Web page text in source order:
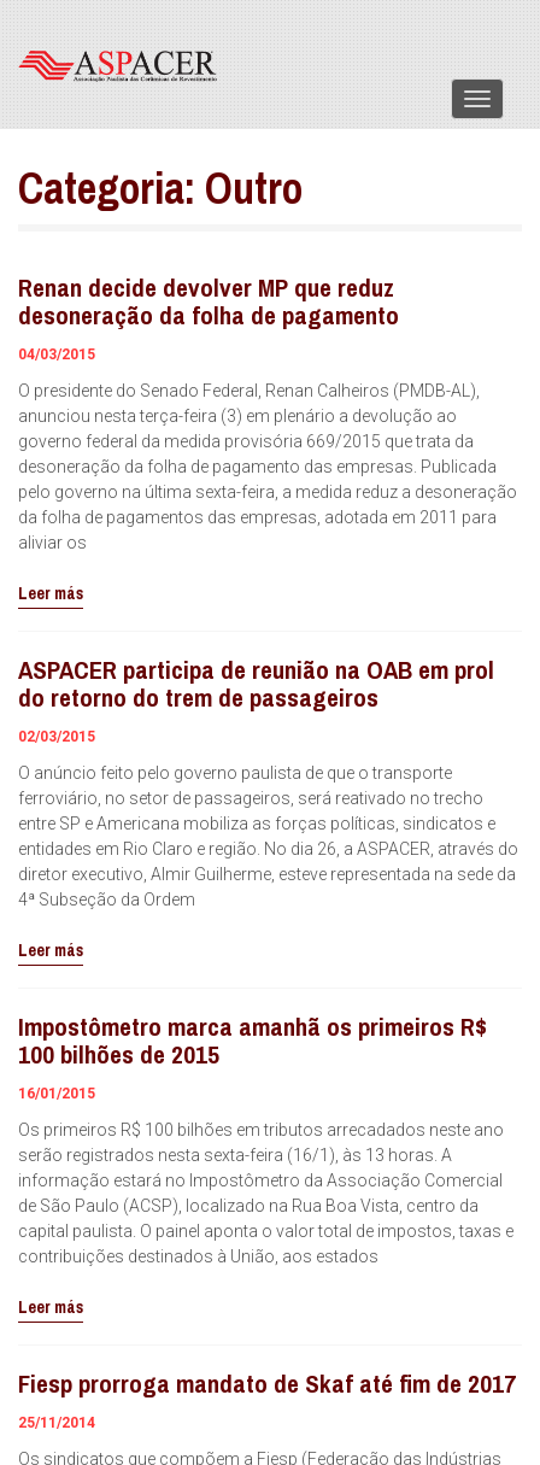
Menu
Categoria: Outro
Renan decide devolver MP que reduz
desoneração da folha de pagamento
04/03/2015
O presidente do Senado Federal, Renan Calheiros (PMDB-AL),
anunciou nesta terça-feira (3) em plenário a devolução ao
governo federal da medida provisória 669/2015 que trata da
desoneração da folha de pagamento das empresas. Publicada
pelo governo na última sexta-feira, a medida reduz a desoneração
da folha de pagamentos das empresas, adotada em 2011 para
aliviar os
Leer más
ASPACER participa de reunião na OAB em prol
do retorno do trem de passageiros
02/03/2015
O anúncio feito pelo governo paulista de que o transporte
ferroviário, no setor de passageiros, será reativado no trecho
entre SP e Americana mobiliza as forças políticas, sindicatos e
entidades em Rio Claro e região. No dia 26, a ASPACER, através do
diretor executivo, Almir Guilherme, esteve representada na sede da
4ª Subseção da Ordem
Leer más
Impostômetro marca amanhã os primeiros R$
100 bilhões de 2015
16/01/2015
Os primeiros R$ 100 bilhões em tributos arrecadados neste ano
serão registrados nesta sexta-feira (16/1), às 13 horas. A
informação estará no Impostômetro da Associação Comercial
de São Paulo (ACSP), localizado na Rua Boa Vista, centro da
capital paulista. O painel aponta o valor total de impostos, taxas e
contribuições destinados à União, aos estados
Leer más
Fiesp prorroga mandato de Skaf até fim de 2017
25/11/2014
Os sindicatos que compõem a Fiesp (Federação das Indústrias